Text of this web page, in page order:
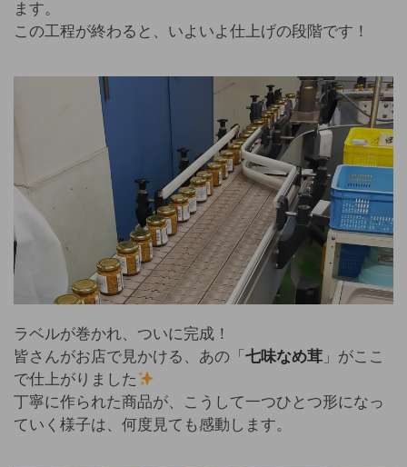
ます。
この工程が終わると、いよいよ仕上げの段階です！
ラベルが巻かれ、ついに完成！
皆さんがお店で見かける、あの「 七味なめ茸 」がここ
で仕上がりました
丁寧に作られた商品が、こうして一つひとつ形になっ
ていく様子は、何度見ても感動します。